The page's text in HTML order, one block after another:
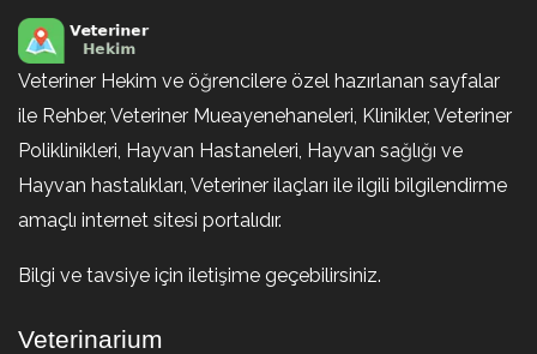
Veteriner Hekim ve öğrencilere özel hazırlanan sayfalar
ile Rehber, Veteriner Mueayenehaneleri, Klinikler, Veteriner
Poliklinikleri, Hayvan Hastaneleri, Hayvan sağlığı ve
Hayvan hastalıkları, Veteriner ilaçları ile ilgili bilgilendirme
amaçlı internet sitesi portalıdır.
Bilgi ve tavsiye için iletişime geçebilirsiniz.
Veterinarium